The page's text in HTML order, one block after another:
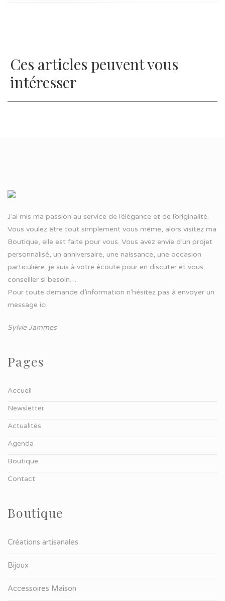
Ces articles peuvent vous
intéresser
J’ai mis ma passion au service de l’élégance et de l’originalité.
Vous voulez être tout simplement vous même, alors visitez ma
Boutique, elle est faite pour vous. Vous avez envie d’un projet
personnalisé, un anniversaire, une naissance, une occasion
particulière, je suis à votre écoute pour en discuter et vous
conseiller si besoin…
Pour toute demande d’information n’hésitez pas à envoyer un
message ici
Sylvie Jammes
Pages
Accueil
Newsletter
Actualités
Agenda
Boutique
Contact
Boutique
Créations artisanales
Bijoux
Accessoires Maison